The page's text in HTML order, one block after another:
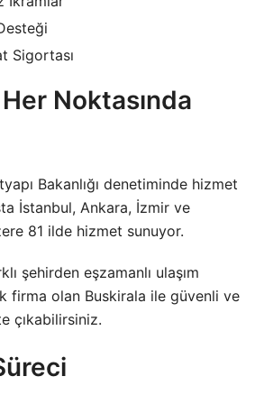
Sigortası
Noktasında
Bakanlığı denetiminde hizmet
İstanbul, Ankara, İzmir ve
81 ilde hizmet sunuyor.
şehirden eşzamanlı ulaşım
firma olan Buskirala ile güvenli ve
çıkabilirsiniz.